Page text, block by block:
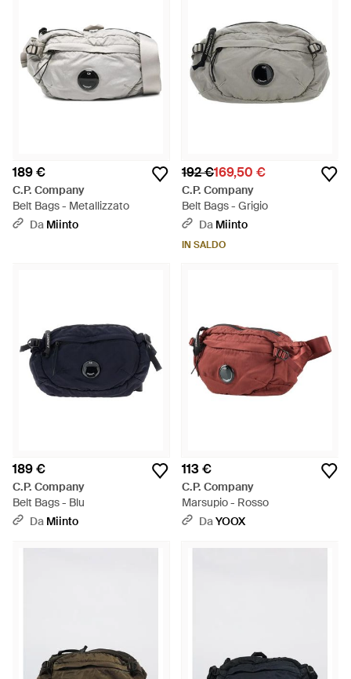
189 €
C.P. Company
Belt Bags - Metallizzato
Da Miinto
192 €169,50 €
C.P. Company
Belt Bags - Grigio
Da Miinto
IN SALDO
189 €
C.P. Company
Belt Bags - Blu
Da Miinto
113 €
C.P. Company
Marsupio - Rosso
DaYOOX